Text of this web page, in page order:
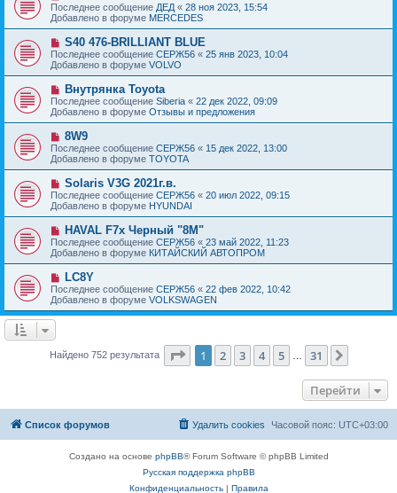
е
н
и
е
о
о
б
щ
е
н
и
е
о
в
о
е
с
о
о
б
щ
е
н
и
е
Последнее сообщение ДЕД « 28 ноя 2023, 15:54
Добавлено в форуме MERCEDES
Н
о
в
о
е
с
о
о
б
щ
е
н
и
е
S40 476-BRILLIANT BLUE
Последнее сообщение СЕРЖ56 « 25 янв 2023, 10:04
Добавлено в форуме VOLVO
Н
о
в
о
е
с
о
о
б
щ
е
н
и
е
Внутрянка Toyota
Последнее сообщение Siberia « 22 дек 2022, 09:09
Добавлено в форуме Отзывы и предложения
Н
о
в
о
е
с
о
о
б
щ
е
н
и
е
8W9
Последнее сообщение СЕРЖ56 « 15 дек 2022, 13:00
Добавлено в форуме TOYOTA
Н
о
в
о
е
с
о
о
б
е
н
и
е
Solaris V3G 2021г.в.
Последнее сообщение СЕРЖ56 « 20 июл 2022, 09:15
Добавлено в форуме HYUNDAI
Н
о
в
о
е
с
о
о
б
и
HAVAL F7x Черный "8M"
Последнее сообщение СЕРЖ56 « 23 май 2022, 11:23
Добавлено в форуме КИТАЙСКИЙ АВТОПРОМ
Н
о
в
о
е
о
б
LC8Y
Последнее сообщение СЕРЖ56 « 22 фев 2022, 10:42
Добавлено в форуме VOLKSWAGEN
Найдено 752 результата Страница из 31
1 2 3 4 5 31
Перейти
Список форумов Часовой пояс: UTC+03:00
Удалить cookies
Создано на основе phpBB® Forum Software © phpBB Limited
Русская поддержка phpBB
Конфиденциальность| Правила